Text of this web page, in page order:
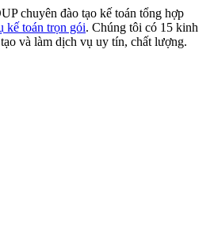
chuyên đào tạo kế toán tổng hợp
kế toán trọn gói. Chúng tôi có 15 kinh
và làm dịch vụ uy tín, chất lượng.